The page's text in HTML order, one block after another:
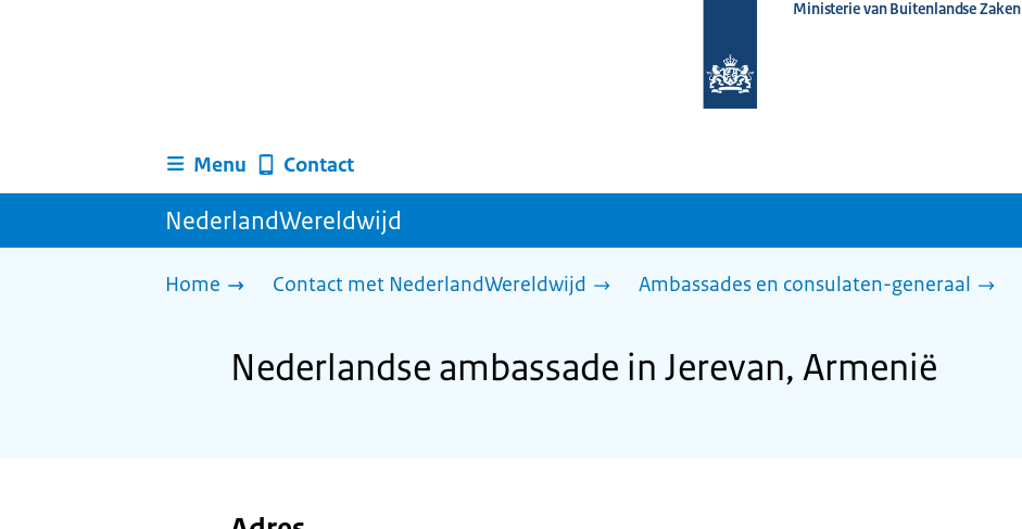
homepage
Ministerie van Buitenlandse Zaken
Menu Contact
NederlandWereldwijd
Home Contact met NederlandWereldwijd Ambassades en consulaten-generaal
Nederlandse ambassade in Jerevan, Armenië